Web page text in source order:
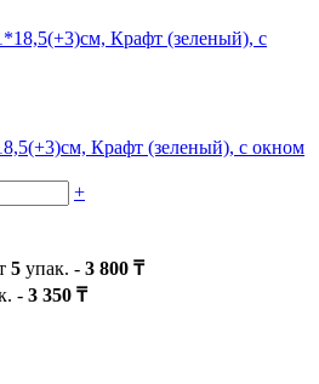
Крафт (зеленый), с окном
+
5 упак. - 3 800 ₸
- 3 350 ₸